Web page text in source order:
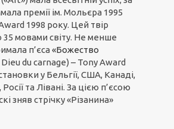
премії ім. Мольєра 1995
1998 року. Цей твір
мовами світу. Не менше
п’єса «Божество
Dieu du carnage) – Tony Award
у Бельгії, США, Канаді,
Росії та Лівані. За цією п’єсою
зняв стрічку «Різанина»